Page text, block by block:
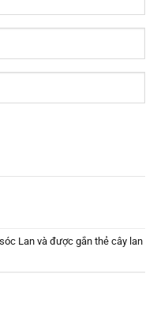
Lanvà được gắn thẻ cây lan